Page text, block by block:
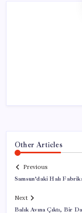
Other Articles
Previous
Samsun’daki Halı
Next
Balık Avına Çıktı, Bir